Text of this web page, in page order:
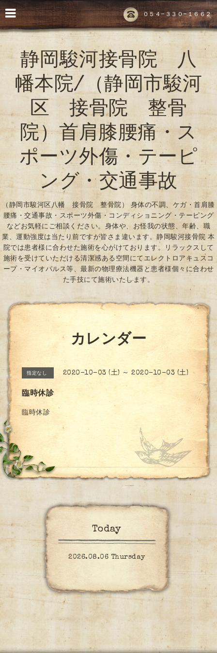
０５４-３３０-１６６２
静岡駿河接骨院 八
幡本院/（静岡市駿河
区 接骨院 整骨
院）首肩膝腰痛・ス
ポーツ外傷・テーピ
ング・交通事故
（静岡市駿河区八幡 接骨院 整骨院） 身体の不調、ケガ・首肩膝
腰痛・交通事故・スポーツ外傷・コンディショニング・テーピング
などお気軽にご相談ください。身体や、お怪我の状態、年齢、職
業、運動強度は当たり前ですが皆さま違います。静岡駿河接骨院 本
院では患者様に合わせた施術を心がけております。リラックスして
施術を受けていただける清潔感ある空間にてエレクトロアキュスコ
ープ・マイオパルス等、最新の物理療法機器と患者様個々に合わせ
た手技にて施術いたします。
カレンダー
指定なし 2020-10-03 (土) ～ 2020-10-03 (土)
臨時休診
臨時休診
Today
2026.08.06 Thursday